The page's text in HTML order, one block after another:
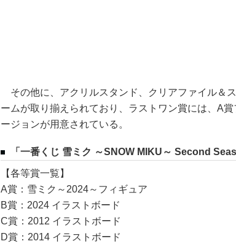
その他に、アクリルスタンド、クリアファイル＆
ームが取り揃えられており、ラストワン賞には、A
ージョンが用意されている。
「一番くじ 雪ミク ～SNOW MIKU～ Second
【各等賞一覧】
A賞：雪ミク～2024～フィギュア
B賞：2024 イラストボード
C賞：2012 イラストボード
D賞：2014 イラストボード